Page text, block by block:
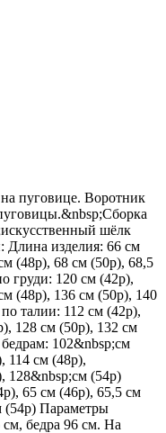
пуговице. Воротник
шёлк
изделия: 66 см
(48р), 68 см (50р), 68,5
груди: 120 см (42р),
(48р), 136 см (50р), 140
талии: 112 см (42р),
128 см (50р), 132 см
102&nbsp;см
114 см (48р),
128&nbsp;см (54р)
65 см (46р), 65,5 см
(54р) Параметры
см, бедра 96 см. На